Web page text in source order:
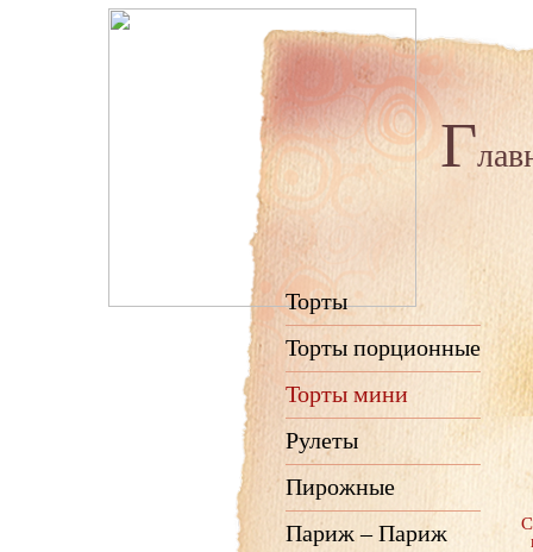
Г
Торты
Торты порционные
Торты мини
Рулеты
Пирожные
Париж – Париж